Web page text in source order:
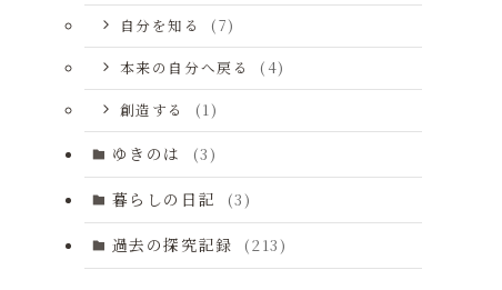
自分を知る
(7)
本来の自分へ戻る
(4)
創造する
(1)
ゆきのは (3)
暮らしの日記 (3)
過去の探究記録 (213)